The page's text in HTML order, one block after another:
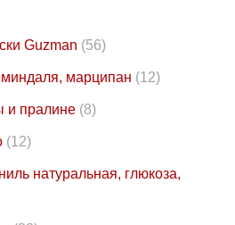
Guzman (56)
марципан (12)
и пралине (8)
(12)
натуральная, глюкоза,